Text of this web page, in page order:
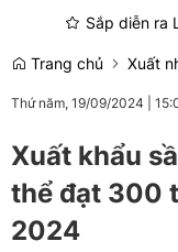
Sắp diễn ra Lễ
Trang chủ Xuất
Thứ năm, 19/09/2024
Xuất khẩu
thể đạt 300
2024